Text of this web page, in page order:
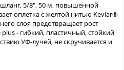
5/8", 50 м, повышенной
оплетка с желтой нитью Kevlar®
слоя предотвращает рост
- гибкий, пластичный, стойкий
УФ-лучей, не скручивается и